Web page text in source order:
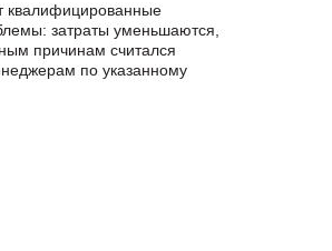
квалифицированные
затраты уменьшаются,
причинам считался
по указанному